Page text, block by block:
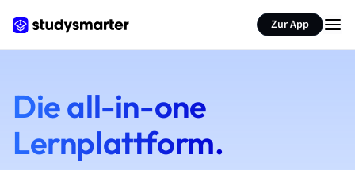
Zur App
Die all-in-one
Lernplattform.